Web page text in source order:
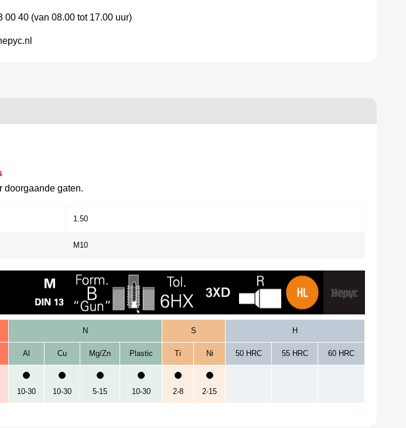
00 40 (van 08.00 tot 17.00 uur)
doorgaande gaten.
1.50
M10
N S H
Al Cu Mg/Zn Plastic Ti Ni 50 HRC 55 HRC 60 HRC
10-30 10-30 5-15 10-30 2-8 2-15